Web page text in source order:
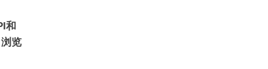
和
览